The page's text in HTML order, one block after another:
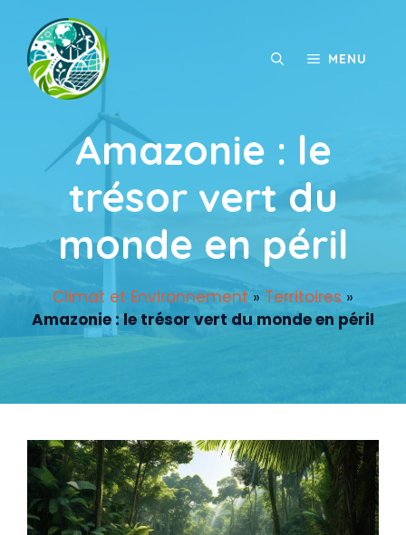
contenu
MENU
Amazonie : le
trésor vert du
monde en péril
Climat et Environnement » Territoires »
Amazonie : le trésor vert du monde en péril